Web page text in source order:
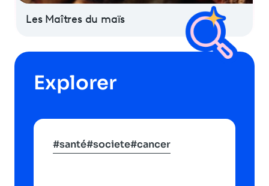
Les Maîtres du maïs
Explorer
#santé#societe#cancer